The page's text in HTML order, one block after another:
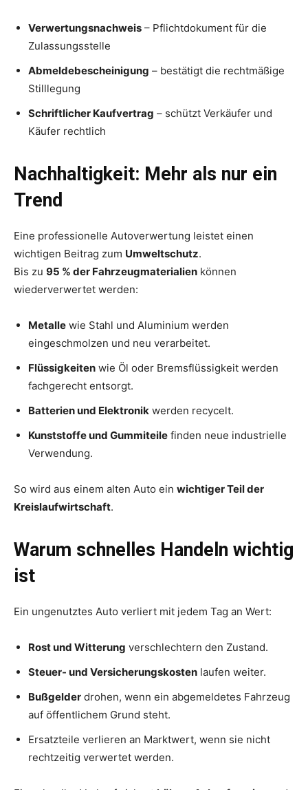
Verwertungsnachweis – Pflichtdokument für die
Zulassungsstelle
Abmeldebescheinigung – bestätigt die rechtmäßige
Stilllegung
Schriftlicher Kaufvertrag – schützt Verkäufer und
Käufer rechtlich
Nachhaltigkeit: Mehr als nur ein
Trend
Eine professionelle Autoverwertung leistet einen
wichtigen Beitrag zum Umweltschutz.
Bis zu 95 % der Fahrzeugmaterialien können
wiederverwertet werden:
Metalle wie Stahl und Aluminium werden
eingeschmolzen und neu verarbeitet.
Flüssigkeiten wie Öl oder Bremsflüssigkeit werden
fachgerecht entsorgt.
Batterien und Elektronik werden recycelt.
Kunststoffe und Gummiteile finden neue industrielle
Verwendung.
So wird aus einem alten Auto ein wichtiger Teil der
Kreislaufwirtschaft.
Warum schnelles Handeln wichtig
ist
Ein ungenutztes Auto verliert mit jedem Tag an Wert:
Rost und Witterung verschlechtern den Zustand.
Steuer- und Versicherungskosten laufen weiter.
Bußgelder drohen, wenn ein abgemeldetes Fahrzeug
auf öffentlichem Grund steht.
Ersatzteile verlieren an Marktwert, wenn sie nicht
rechtzeitig verwertet werden.